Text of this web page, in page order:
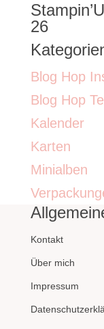
26
Blog Hop
Blog Hop
Kalender
Karten
Minialben
Kontakt
Über mich
Impressum